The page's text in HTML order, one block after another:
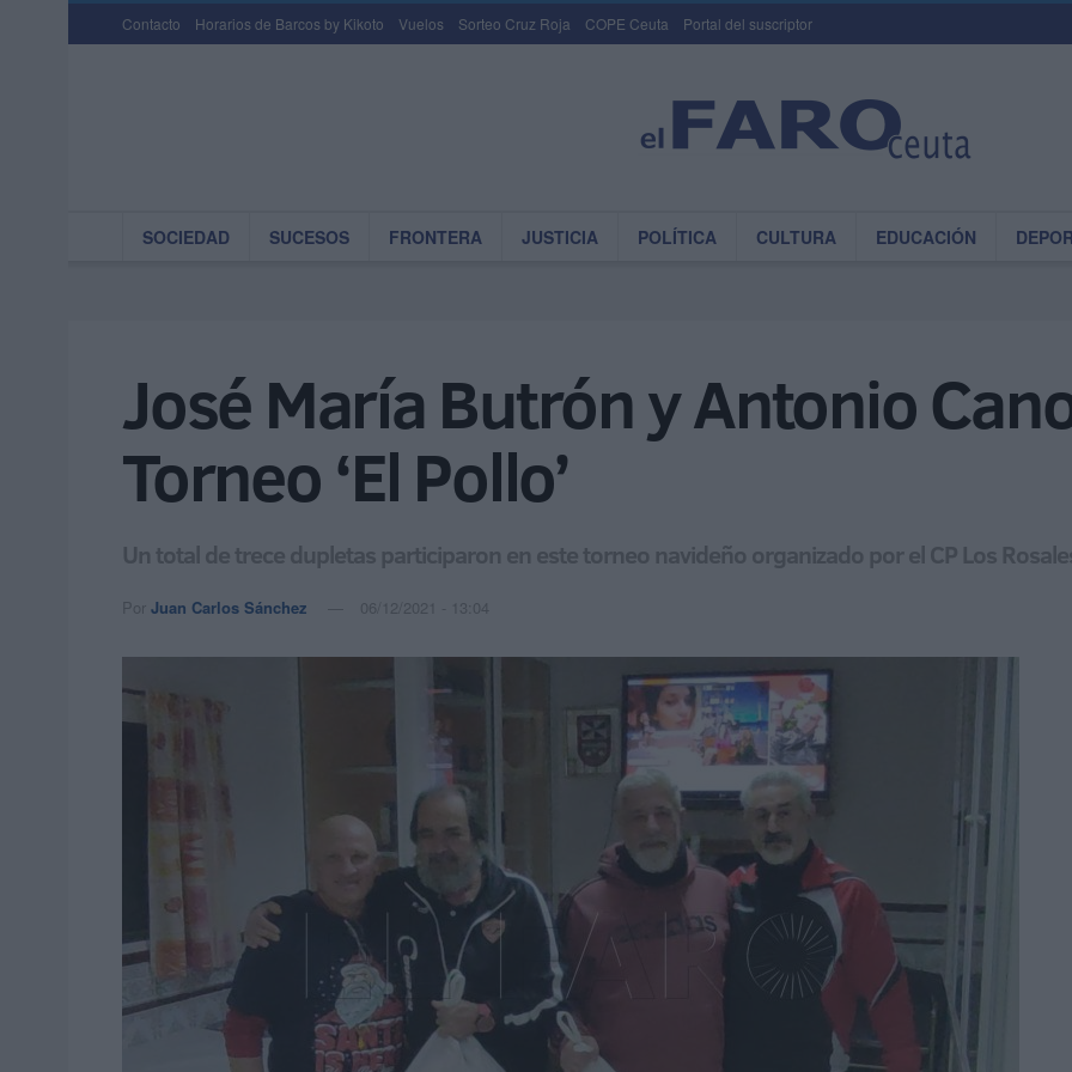
Contacto Horarios de Barcos by Kikoto Vuelos Sorteo Cruz Roja COPE Ceuta Portal del suscriptor
SOCIEDAD SUCESOS FRONTERA JUSTICIA POLÍTICA CULTURA EDUCACIÓN
José María Butrón y Antonio
Torneo ‘El Pollo’
Un total de trece dupletas participaron en este torneo navideño organizado por el CP Los
Por Juan Carlos Sánchez 06/12/2021 - 13:04